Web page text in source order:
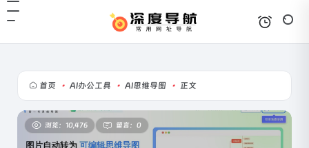
首页 • AI办公工具 • AI思维导图 • 正文
浏览：10,476 留言：0